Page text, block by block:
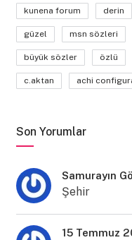
kunena forum derin
güzel msn sözleri
büyük sözler özlü
c.aktan achi
Son Yorumlar
Samurayın
Şehir
15 Temmuz